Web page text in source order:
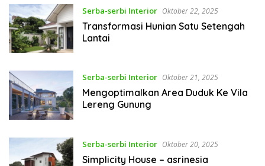
Serba-serbi Interior Oktober 22, 2025
Transformasi Hunian Satu Setengah
Lantai
Serba-serbi Interior Oktober 21, 2025
Mengoptimalkan Area Duduk Ke Vila
Lereng Gunung
Serba-serbi Interior Oktober 20, 2025
Simplicity House – asrinesia